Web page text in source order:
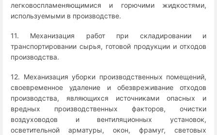
легковоспламеняющимися и горючими жидкостями,
используемыми в производстве.
11. Механизация работ при складировании и
транспортировании сырья, готовой продукции и отходов
производства.
12. Механизация уборки производственных помещений,
своевременное удаление и обезвреживание отходов
производства, являющихся источниками опасных и
вредных производственных факторов, очистки
воздуховодов и вентиляционных установок,
осветительной арматуры, окон, фрамуг, световых